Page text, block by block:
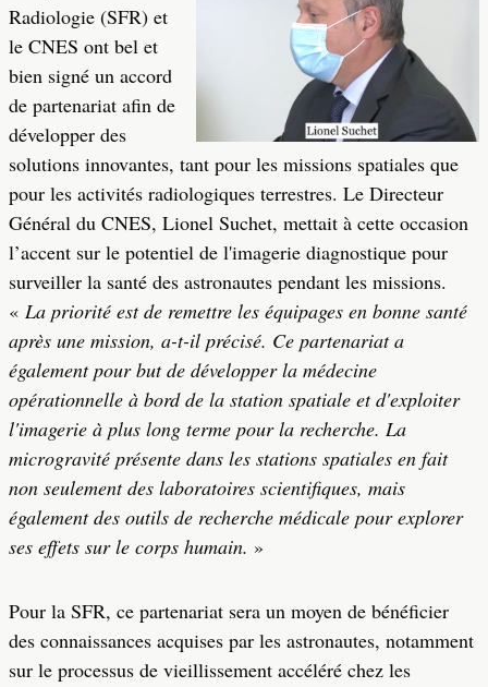
Radiologie (SFR) et
le CNES ont bel et
bien signé un accord
de partenariat afin de
développer des
solutions innovantes, tant pour les missions spatiales que
pour les activités radiologiques terrestres. Le Directeur
Général du CNES, Lionel Suchet, mettait à cette occasion
l’accent sur le potentiel de l'imagerie diagnostique pour
surveiller la santé des astronautes pendant les missions.
« La priorité est de remettre les équipages en bonne santé
après une mission, a-t-il précisé. Ce partenariat a
également pour but de développer la médecine
opérationnelle à bord de la station spatiale et d'exploiter
l'imagerie à plus long terme pour la recherche. La
microgravité présente dans les stations spatiales en fait
non seulement des laboratoires scientifiques, mais
également des outils de recherche médicale pour explorer
ses effets sur le corps humain. »
Pour la SFR, ce partenariat sera un moyen de bénéficier
des connaissances acquises par les astronautes, notamment
sur le processus de vieillissement accéléré chez les